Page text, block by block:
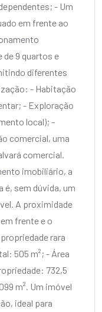
- Um
em frente ao
9 quartos e
diferentes
- Habitação
- Exploração
local); -
comercial, uma
comercial.
imobiliário, a
é, sem dúvida, um
A proximidade
frente e o
rara
505 m²; - Área
732,5
m². Um imóvel
ideal para